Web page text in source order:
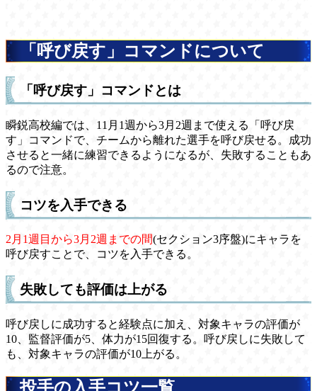
「呼び戻す」コマンドについて
「呼び戻す」コマンドとは
瞬鋭高校編では、11月1週から3月2週まで使える「呼び戻
す」コマンドで、チームから離れた選手を呼び戻せる。成功
させると一緒に練習できるようになるが、失敗することもあ
るので注意。
コツを入手できる
2月1週目から3月2週までの間(セクション3序盤)にキャラを
呼び戻すことで、コツを入手できる。
失敗しても評価は上がる
呼び戻しに成功すると経験点に加え、対象キャラの評価が
10、監督評価が5、体力が15回復する。呼び戻しに失敗して
も、対象キャラの評価が10上がる。
投手の入手コツ一覧